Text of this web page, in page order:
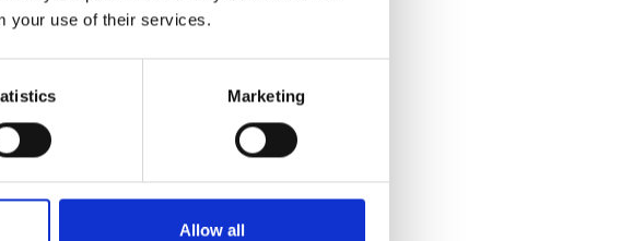
your use of their services.
Marketing
Allow all